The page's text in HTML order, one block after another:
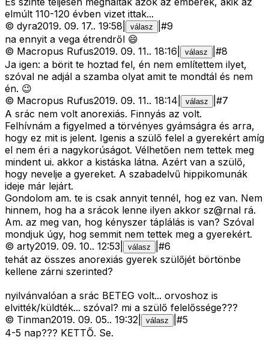
elmúlt 110-120 évben vizet ittak...
© dyra2019. 09. 17.. 19:58 válasz #9
na ennyit a vega étrendről 😄
© Macropus Rufus2019. 09. 11.. 18:16 válasz #8
Ja igen: a börit te hoztad fel, én nem említettem ilyet,
szóval ne adjál a szamba olyat amit te mondtál és nem
én. 😉
© Macropus Rufus2019. 09. 11.. 18:14 válasz #7
A srác nem volt anorexiás. Finnyás az volt.
Felhívnám a figyelmed a törvényes gyámságra és arra,
hogy ez mit is jelent. Igenis a szülő felel a gyerekért amíg
el nem éri a nagykorúságot. Vélhetően nem tettek meg
mindent ui. akkor a kistáska látna. Azért van a szülő,
hogy nevelje a gyereket. A szabadelvű hippikomunák
ideje már lejárt.
Gondolom am. te is csak annyit tennél, hog ez van. Nem
hinnem, hog ha a srácok lenne ilyen akkor sz@rnal rá.
Am. az meg van, hog kényszer táplálás is van? Szóval
mondjuk úgy, hog semmit nem tettek meg a gyerekért.
© arty2019. 09. 10.. 12:53 válasz #6
tehát az összes anorexiás gyerek szülőjét börtönbe
kellene zárni szerinted?
nyilvánvalóan a srác BETEG volt... orvoshoz is
elvitték/küldték... szóval? mi a szülő felelőssége???
© Tinman2019. 09. 05.. 19:32 válasz #5
4-5 nap??? KETTŐ. Se.